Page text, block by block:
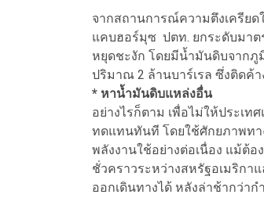
จากสถานการณ์ความตึงเครียด
แคบฮอร์มุซ ปตท. ยกระดับมาต
หยุดชะงัก โดยมีน้ำมันดิบจากภู
ปริมาณ 2 ล้านบาร์เรล ซึ่งติดค้า
* หาน้ำมันดิบแหล่งอื่น
อย่างไรก็ตาม เพื่อไม่ให้ประเ
ทดแทนทันที โดยใช้ศักยภาพทา
พลังงานใช้อย่างต่อเนื่อง แม้ต้
ชั่วคราวระหว่างสหรัฐอเมริกา
ออกเดินทางได้ หลังล่าช้ากว่า